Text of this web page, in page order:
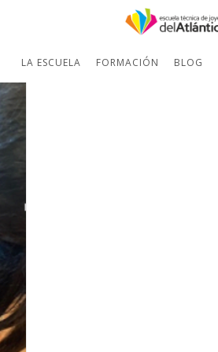
LA ESCUELA FORMACIÓN BLOG